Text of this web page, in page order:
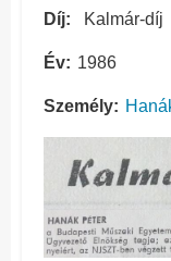
Díj Kalmár-díj
Év 1986
Személy